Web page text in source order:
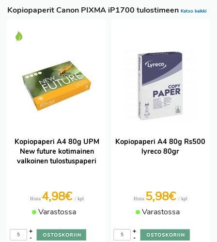
Kopiopaperit Canon PIXMA iP1700 tulostimeen Katso kaikki
Kopiopaperi A4 80g UPM
New future kotimainen
valkoinen tulostuspaperi
Hinta 4,98€ / kpl
Varastossa
-
+
Kopiopaperi A4 80g Rs500
lyreco 80gr
Hinta 5,98€ / kpl
Varastossa
-
+